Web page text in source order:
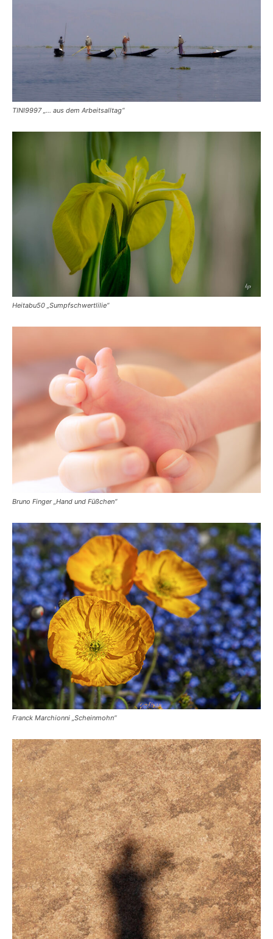
TINI9997 „… aus dem Arbeitsalltag“
Heitabu50 „Sumpfschwertlilie“
Bruno Finger „Hand und Füßchen“
Franck Marchionni „Scheinmohn“